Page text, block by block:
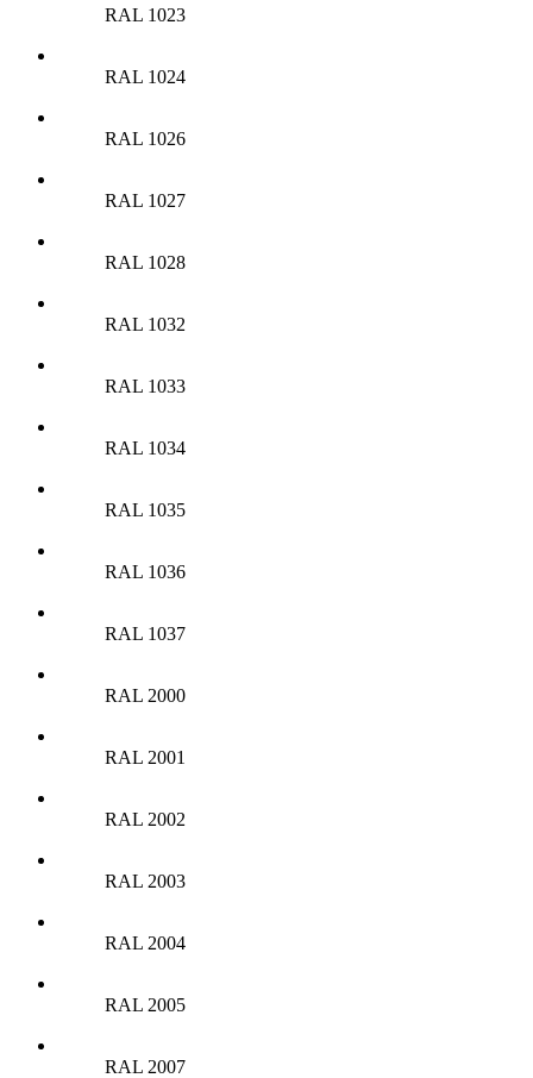
RAL 1023
RAL 1024
RAL 1026
RAL 1027
RAL 1028
RAL 1032
RAL 1033
RAL 1034
RAL 1035
RAL 1036
RAL 1037
RAL 2000
RAL 2001
RAL 2002
RAL 2003
RAL 2004
RAL 2005
RAL 2007